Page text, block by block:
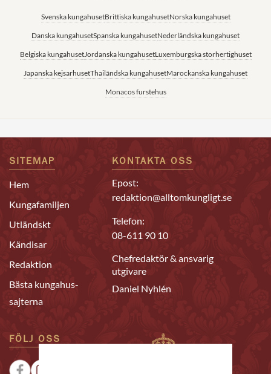
Svenska kungahusetBrittiska kungahusetNorska kungahuset
Danska kungahusetSpanska kungahusetNederländska kungahuset
Belgiska kungahusetJordanska kungahusetLuxemburgska storhertighuset
Japanska kejsarhusetThailändska kungahusetMarockanska kungahuset
Monacos furstehus
SITEMAP
Hem
Kungafamiljen
Utländskt
Kändisar
Redaktion
Bästa kungahus-
sajterna
KONTAKTA OSS
Epost:
redaktion@alltomkungligt.se
Telefon:
08-611 90 10
Chefredaktör & ansvarig
utgivare
Daniel Nyhlén
FÖLJ OSS